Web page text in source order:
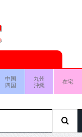
中国
四国
九州
沖縄
在宅